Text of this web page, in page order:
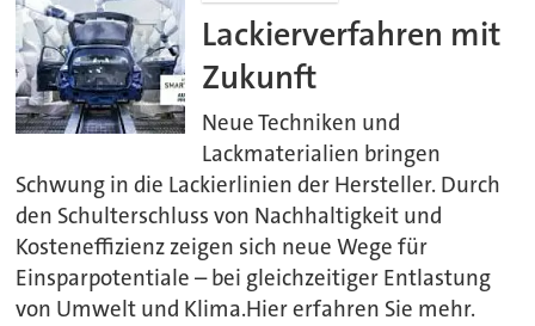
Lackierverfahren mit
Zukunft
Neue Techniken und
Lackmaterialien bringen
Schwung in die Lackierlinien der Hersteller. Durch
den Schulterschluss von Nachhaltigkeit und
Kosteneffizienz zeigen sich neue Wege für
Einsparpotentiale – bei gleichzeitiger Entlastung
von Umwelt und Klima.Hier erfahren Sie mehr.